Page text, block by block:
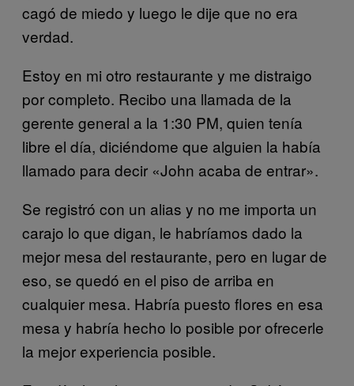
cagó de miedo y luego le dije que no era
verdad.
Estoy en mi otro restaurante y me distraigo
por completo. Recibo una llamada de la
gerente general a la 1:30 PM, quien tenía
libre el día, diciéndome que alguien la había
llamado para decir «John acaba de entrar».
Se registró con un alias y no me importa un
carajo lo que digan, le habríamos dado la
mejor mesa del restaurante, pero en lugar de
eso, se quedó en el piso de arriba en
cualquier mesa. Habría puesto flores en esa
mesa y habría hecho lo posible por ofrecerle
la mejor experiencia posible.